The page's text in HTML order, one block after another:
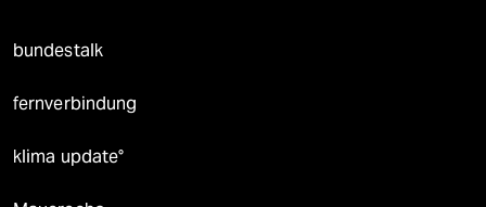
bundestalk
fernverbindung
klima update°